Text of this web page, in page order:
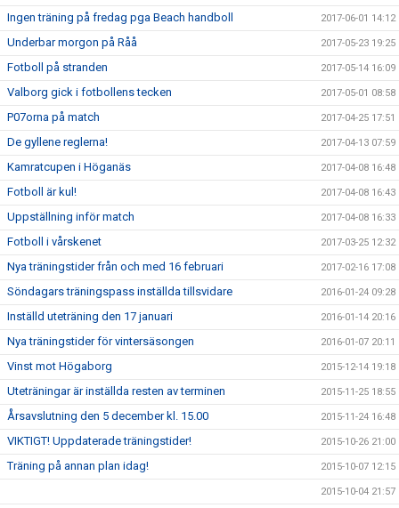
Ingen träning på fredag pga Beach handboll 2017-06-01 14:12
Underbar morgon på Råå 2017-05-23 19:25
Fotboll på stranden 2017-05-14 16:09
Valborg gick i fotbollens tecken 2017-05-01 08:58
P07orna på match 2017-04-25 17:51
De gyllene reglerna! 2017-04-13 07:59
Kamratcupen i Höganäs 2017-04-08 16:48
Fotboll är kul! 2017-04-08 16:43
Uppställning inför match 2017-04-08 16:33
Fotboll i vårskenet 2017-03-25 12:32
Nya träningstider från och med 16 februari 2017-02-16 17:08
Söndagars träningspass inställda tillsvidare 2016-01-24 09:28
Inställd uteträning den 17 januari 2016-01-14 20:16
Nya träningstider för vintersäsongen 2016-01-07 20:11
Vinst mot Högaborg 2015-12-14 19:18
Uteträningar är inställda resten av terminen 2015-11-25 18:55
Årsavslutning den 5 december kl. 15.00 2015-11-24 16:48
VIKTIGT! Uppdaterade träningstider! 2015-10-26 21:00
Träning på annan plan idag! 2015-10-07 12:15
2015-10-04 21:57